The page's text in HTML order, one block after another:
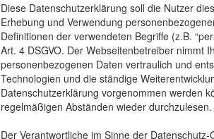
Diese Datenschutzerklärung soll die Nutzer
Erhebung und Verwendung
Definitionen der verwendeten Begriffe (z.B.
Art. 4 DSGVO. Der Webseitenbetreiber nimmt
personenbezogenen Daten vertraulich und
Technologien und die ständige
Datenschutzerklärung vorgenommen werden
regelmäßigen Abständen wieder durchzulesen.
Der Verantwortliche im Sinne der